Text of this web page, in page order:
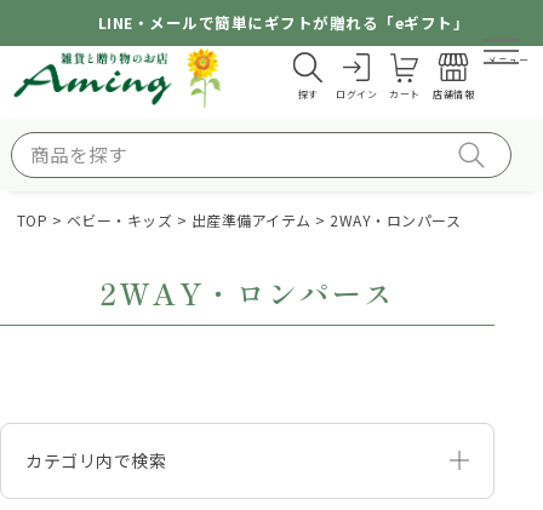
LINE・メールで簡単にギフトが贈れる「eギフト」
探す ログイン カート 店舗情報
メニュー
TOP ベビー・キッズ 出産準備アイテム 2WAY・ロンパース
2WAY・ロンパース
カテゴリ内で検索